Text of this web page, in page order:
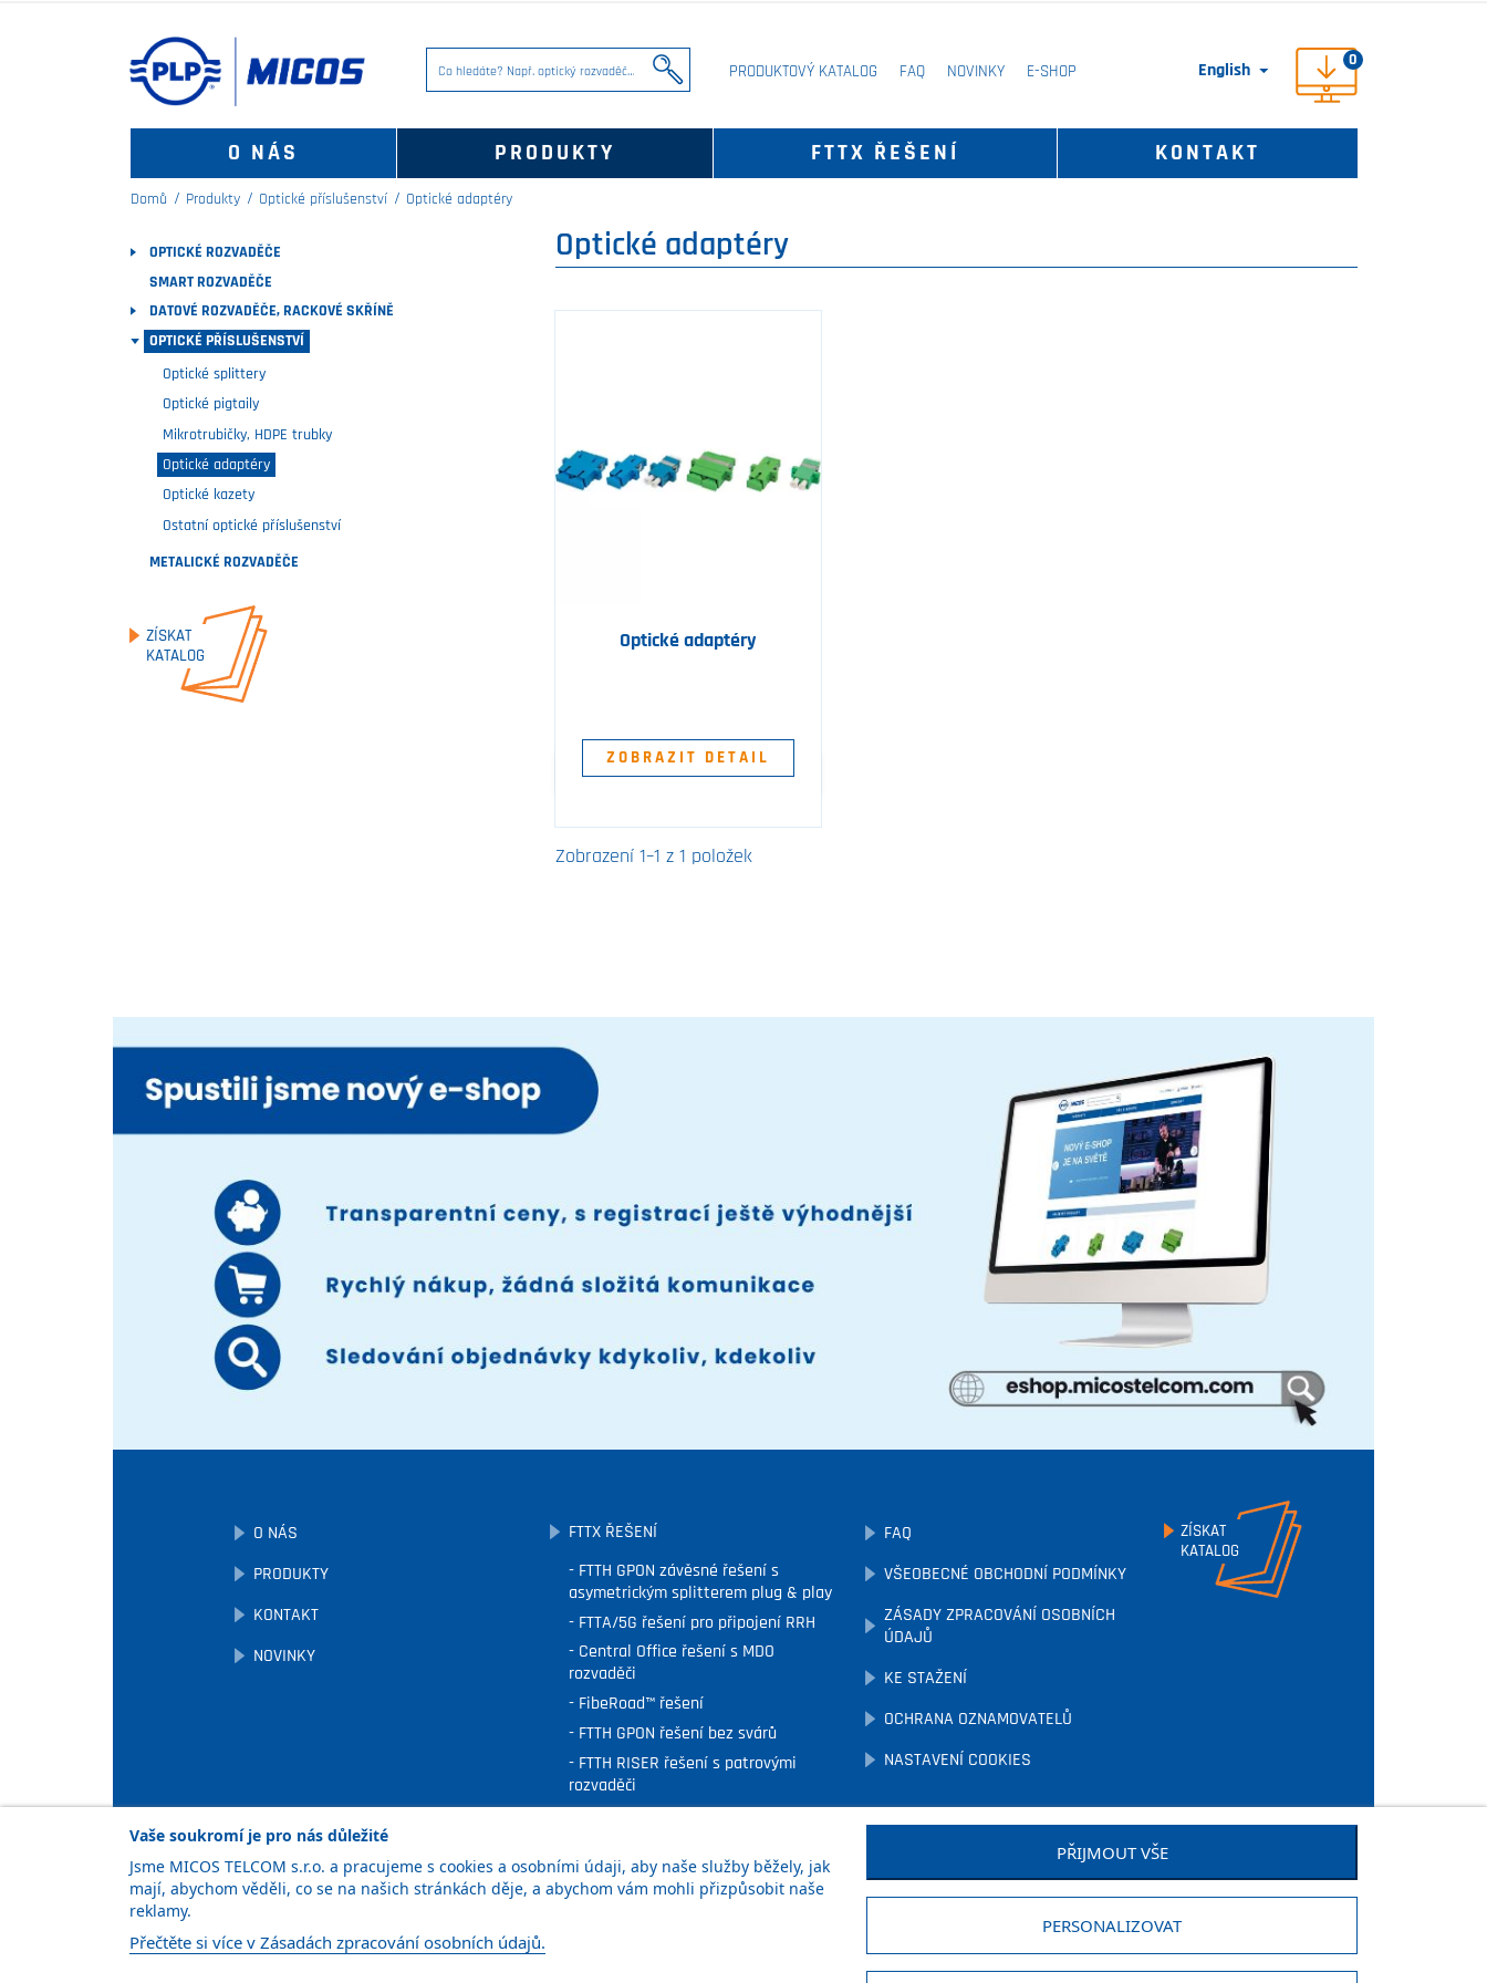
PRODUKTOVÝ KATALOG FAQ NOVINKY E-SHOP English 
0
O NÁS PRODUKTY FTTX ŘEŠENÍ KONTAKT
Domů Produkty Optické příslušenství Optické adaptéry
OPTICKÉ ROZVADĚČE
SMART ROZVADĚČE
DATOVÉ ROZVADĚČE, RACKOVÉ SKŘÍNĚ
OPTICKÉ PŘÍSLUŠENSTVÍ
Optické splittery
Optické pigtaily
Mikrotrubičky, HDPE trubky
Optické adaptéry
Optické kazety
Ostatní optické příslušenství
METALICKÉ ROZVADĚČE
ZÍSKAT
KATALOG
Optické adaptéry
Optické adaptéry
ZOBRAZIT DETAIL
Zobrazení 1–1 z 1 položek
O NÁS
PRODUKTY
KONTAKT
NOVINKY
FTTX ŘEŠENÍ
FTTH GPON závěsné řešení s
asymetrickým splitterem plug & play
FTTA/5G řešení pro připojení RRH
Central Office řešení s MDO
rozvaděči
FibeRoad™ řešení
FTTH GPON řešení bez svárů
FTTH RISER řešení s patrovými
rozvaděči
FTTx podzemní řešení
FAQ
VŠEOBECNÉ OBCHODNÍ PODMÍNKY
ZÁSADY ZPRACOVÁNÍ OSOBNÍCH
ÚDAJŮ
KE STAŽENÍ
OCHRANA OZNAMOVATELŮ
NASTAVENÍ COOKIES
ZÍSKAT
KATALOG
Facebook YouTube LinkedIn
Vaše soukromí je pro nás důležité
Jsme MICOS TELCOM s.r.o. a pracujeme s cookies a osobními údaji, aby naše služby běžely, jak
mají, abychom věděli, co se na našich stránkách děje, a abychom vám mohli přizpůsobit naše
reklamy.
Přečtěte si více v Zásadách zpracování osobních údajů.
PŘIJMOUT VŠE
PERSONALIZOVAT